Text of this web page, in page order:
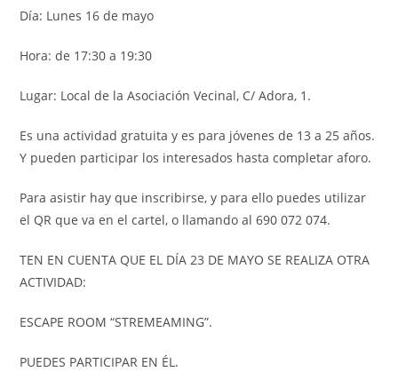
Día: Lunes 16 de mayo
Hora: de 17:30 a 19:30
Lugar: Local de la Asociación Vecinal, C/ Adora, 1.
Es una actividad gratuita y es para jóvenes de 13 a 25 años.
Y pueden participar los interesados hasta completar aforo.
Para asistir hay que inscribirse, y para ello puedes utilizar
el QR que va en el cartel, o llamando al 690 072 074.
TEN EN CUENTA QUE EL DÍA 23 DE MAYO SE REALIZA OTRA
ACTIVIDAD:
ESCAPE ROOM “STREMEAMING”.
PUEDES PARTICIPAR EN ÉL.